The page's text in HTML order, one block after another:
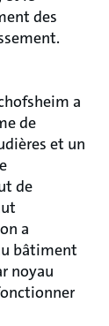
des
a
de
et un
de
a
bâtiment
noyau